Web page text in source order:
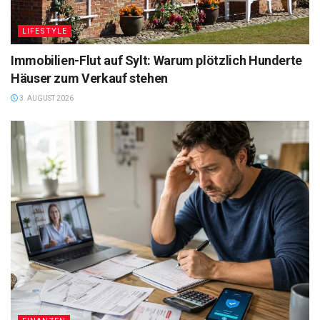
LIFESTYLE
Immobilien-Flut auf Sylt: Warum plötzlich Hunderte
Häuser zum Verkauf stehen
3. AUGUST 2026